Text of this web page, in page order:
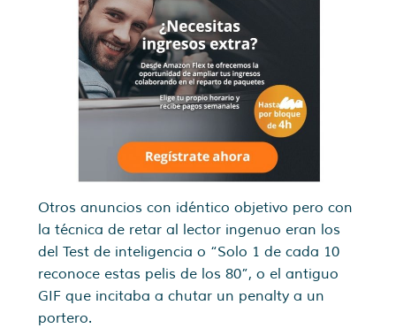
Otros anuncios con idéntico objetivo pero con
la técnica de retar al lector ingenuo eran los
del Test de inteligencia o “Solo 1 de cada 10
reconoce estas pelis de los 80”, o el antiguo
GIF que incitaba a chutar un penalty a un
portero.